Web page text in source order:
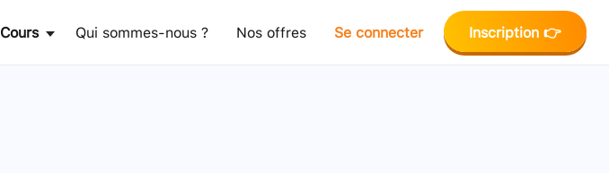
Cours Qui sommes-nous ? Nos offres Se connecter Inscription 👉